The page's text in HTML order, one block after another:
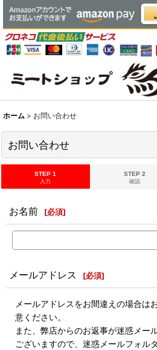
ホーム > お問い合わせ
お問い合わせ
STEP 1
入力
STEP 2
確認
お名前 [必須]
メールアドレス [必須]
メールアドレスをお間違えの場合は
意ください。
また、弊店からのお返事が迷惑メー
ございますので、迷惑メールフォル